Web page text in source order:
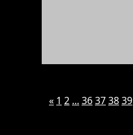
« 1 2 ... 36373839